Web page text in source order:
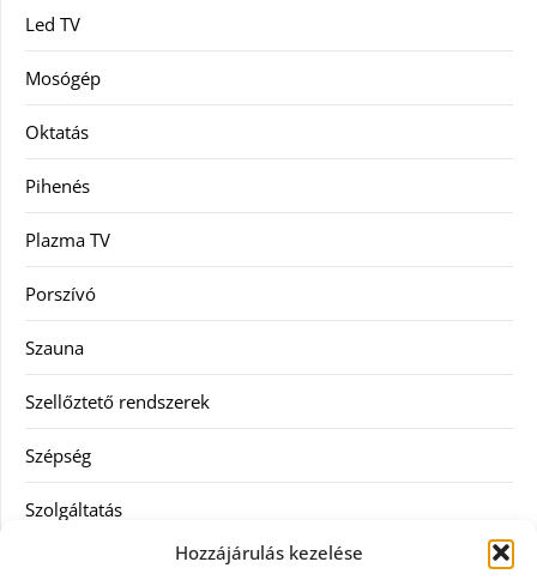
Hozzájárulás kezelése
Led TV
Mosógép
Oktatás
Pihenés
Plazma TV
Porszívó
Szauna
Szellőztető rendszerek
Szépség
Szolgáltatás